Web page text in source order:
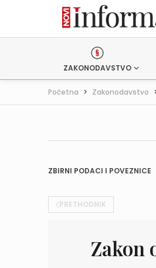
ZAKONODAVSTVO
Početna > Zakonodavstvo
ZBIRNI PODACI I POVEZNICE
PRETHODNIK
Zakon